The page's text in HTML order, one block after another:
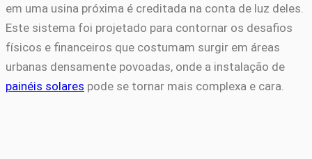
em uma usina próxima é creditada na conta de luz deles.
Este sistema foi projetado para contornar os desafios
físicos e financeiros que costumam surgir em áreas
urbanas densamente povoadas, onde a instalação de
painéis solares pode se tornar mais complexa e cara.